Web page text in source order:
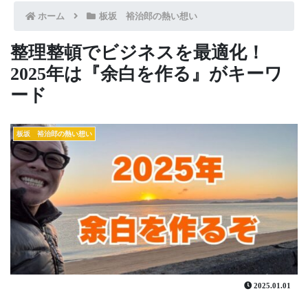
ホーム 板坂 裕治郎の熱い想い
整理整頓でビジネスを最適化！
2025年は『余白を作る』がキーワ
ード
板坂 裕治郎の熱い想い
2025.01.01